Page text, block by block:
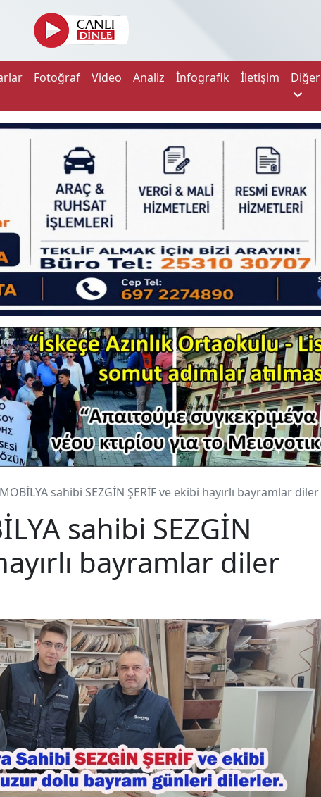
Fotoğraf Video Analiz İnfografik İletişim Diğer
sahibi SEZGİN ŞERİF ve ekibi hayırlı bayramlar diler
sahibi SEZGİN
bayramlar diler